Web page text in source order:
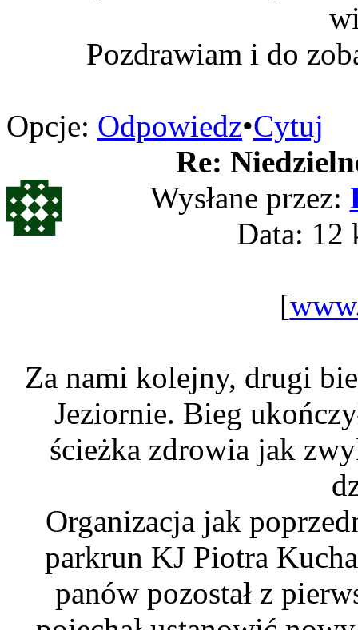
Pozdrawiam i do
Opcje: Odpowiedz•Cytuj
Re:
Wysłane przez:
Data: 12
[
Za nami kolejny, drugi
Jeziornie. Bieg
ścieżka zdrowia jak
Organizacja jak
parkrun KJ Piotra
panów pozostał z